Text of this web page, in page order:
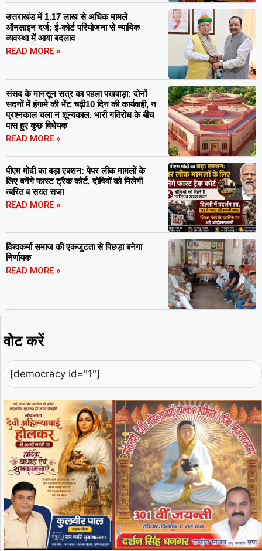
उत्तराखंड में 1.17 लाख से अधिक मामले
ऑनलाइन दर्ज: ई-कोर्ट परियोजना से न्यायिक
व्यवस्था में आया बदलाव
READ MORE »
संसद के मानसून सत्र का पहला पखवाड़ा: दोनों
सदनों में हंगामे की भेंट चढ़ी10 दिन की कार्यवाही, न
प्रश्नकाल चला न शून्यकाल, भारी गतिरोध के बीच
पास हुए कुछ विधेयक
READ MORE »
पीएम मोदी का बड़ा एक्शन: पेपर लीक मामलों के
लिए बनेंगे फास्ट ट्रैक कोर्ट, दोषियों को मिलेगी
त्वरित व सख्त सजा
READ MORE »
विश्वकर्मा समाज की एकजुटता से पिछड़ा बनेगा
निर्णायक
READ MORE »
वोट करें
[democracy id="1"]